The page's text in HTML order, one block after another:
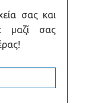
σας και
μαζί σας